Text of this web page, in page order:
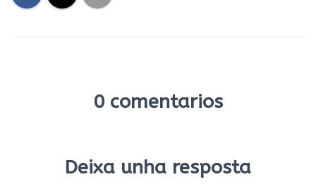
0 comentarios
Deixa unha resposta